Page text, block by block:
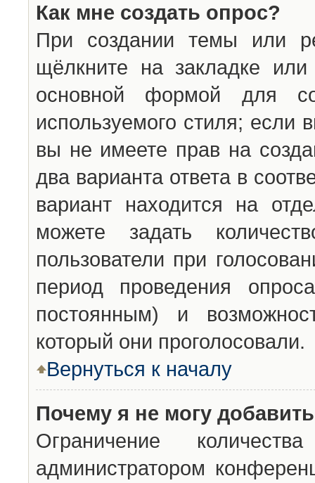
Как мне создать опрос?
При создании темы или
щёлкните на закладке
основной формой для
используемого стиля; если
вы не имеете прав на
два варианта ответа в
вариант находится на
можете задать
пользователи при
период проведения
постоянным) и
который они проголосовали.
Вернуться к началу
Почему я не могу
Ограничение
администратором